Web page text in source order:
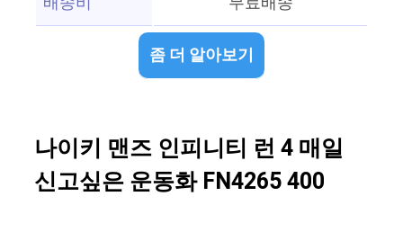
좀 더 알아보기
나이키 맨즈 인피니티 런 4 매일
신고싶은 운동화 FN4265 400